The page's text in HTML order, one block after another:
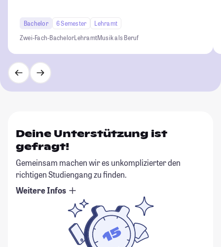
Bachelor 6 Semester
Lehramt
Zwei-Fach-BachelorLehramtMusik als Beruf
Deine Unterstützung ist
gefragt!
Gemeinsam machen wir es unkomplizierter den
richtigen Studiengang zu finden.
Weitere Infos